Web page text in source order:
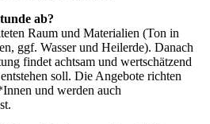
ab?
Raum und Materialien (Ton in
ggf. Wasser und Heilerde). Danach
findet achtsam und wertschätzend
soll. Die Angebote richten
und werden auch